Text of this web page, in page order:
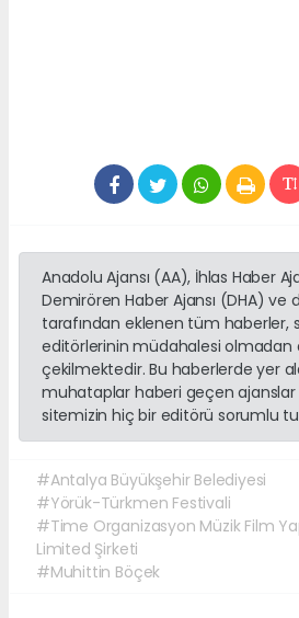
Anadolu Ajansı (AA), İhlas Haber
Demirören Haber Ajansı (DHA) ve
tarafından eklenen tüm haberler,
editörlerinin müdahalesi olmadan
çekilmektedir. Bu haberlerde yer
muhataplar haberi geçen
sitemizin hiç bir editörü sorumlu
#Antalya Büyükşehir Belediyesi
#Yörük-Türkmen Festivali
#Time Organizasyon Müzik Film
Limited Şirketi
#Muhittin Böçek